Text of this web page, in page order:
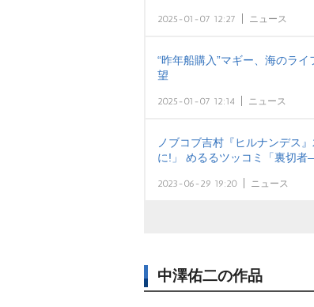
2025-01-07 12:27 ニュース
“昨年船購入”マギー、海のラ
望
2025-01-07 12:14 ニュース
ノブコブ吉村『ヒルナンデス
に!」 めるるツッコミ「裏切者
2023-06-29 19:20 ニュース
中澤佑二の作品